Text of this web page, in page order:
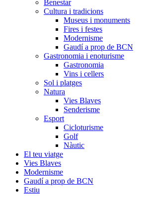
Benestar
Cultura i tradicions
Museus i monuments
Fires i festes
Modernisme
Gaudí a prop de BCN
Gastronomia i enoturisme
Gastronomia
Vins i cellers
Sol i platges
Natura
Vies Blaves
Senderisme
Esport
Cicloturisme
Golf
Nàutic
El teu viatge
Vies Blaves
Modernisme
Gaudí a prop de BCN
Estiu